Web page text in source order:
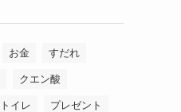
お金 すだれ
クエン酸
トイレ プレゼント